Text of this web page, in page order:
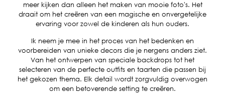
meer kijken dan alleen het maken van mooie foto's. Het
draait om het creëren van een magische en onvergetelijke
ervaring voor zowel de kinderen als hun ouders.
Ik neem je mee in het proces van het bedenken en
voorbereiden van unieke decors die je nergens anders ziet.
Van het ontwerpen van speciale backdrops tot het
selecteren van de perfecte outfits en taarten die passen bij
het gekozen thema. Elk detail wordt zorgvuldig overwogen
om een betoverende setting te creëren.